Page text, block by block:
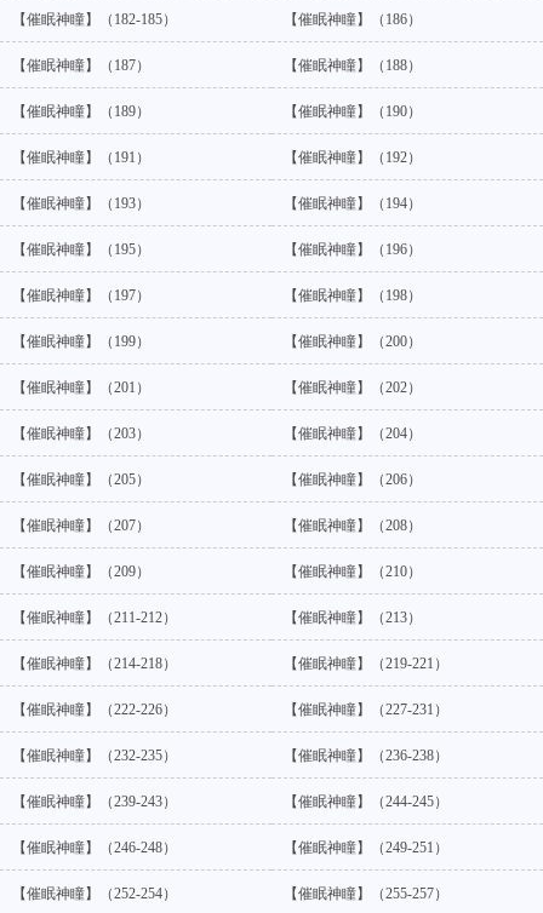
【催眠神瞳】（182-185） 【催眠神瞳】（186）
【催眠神瞳】（187） 【催眠神瞳】（188）
【催眠神瞳】（189） 【催眠神瞳】（190）
【催眠神瞳】（191） 【催眠神瞳】（192）
【催眠神瞳】（193） 【催眠神瞳】（194）
【催眠神瞳】（195） 【催眠神瞳】（196）
【催眠神瞳】（197） 【催眠神瞳】（198）
【催眠神瞳】（199） 【催眠神瞳】（200）
【催眠神瞳】（201） 【催眠神瞳】（202）
【催眠神瞳】（203） 【催眠神瞳】（204）
【催眠神瞳】（205） 【催眠神瞳】（206）
【催眠神瞳】（207） 【催眠神瞳】（208）
【催眠神瞳】（209） 【催眠神瞳】（210）
【催眠神瞳】（211-212） 【催眠神瞳】（213）
【催眠神瞳】（214-218） 【催眠神瞳】（219-221）
【催眠神瞳】（222-226） 【催眠神瞳】（227-231）
【催眠神瞳】（232-235） 【催眠神瞳】（236-238）
【催眠神瞳】（239-243） 【催眠神瞳】（244-245）
【催眠神瞳】（246-248） 【催眠神瞳】（249-251）
【催眠神瞳】（252-254） 【催眠神瞳】（255-257）